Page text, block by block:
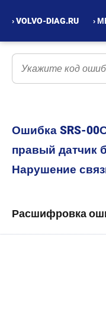
› VOLVO-DIAG.RU ›
Ошибка SRS-
правый датчик
Нарушение
Расшифровка